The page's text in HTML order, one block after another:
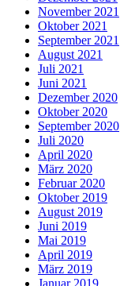
November 2021
Oktober 2021
September 2021
August 2021
Juli 2021
Juni 2021
Dezember 2020
Oktober 2020
September 2020
Juli 2020
April 2020
März 2020
Februar 2020
Oktober 2019
August 2019
Juni 2019
Mai 2019
April 2019
März 2019
Januar 2019